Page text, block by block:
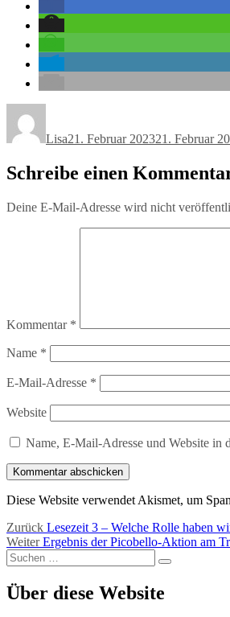
Lisa21. Februar 202321. Februar
Schreibe einen
Deine E-Mail-Adresse wird nicht
Kommentar *
Name *
E-Mail-Adresse *
Website
Name, E-Mail-Adresse und Website in
Diese Website verwendet Akismet, um
Beitragsnavigation
Zurück Vorheriger
Beitrag:
Lesezeit 3 – Welche Rolle haben
Weiter Nächster
Beitrag:
Ergebnis der Picobello-Aktion am
Suchen
nach:
Suchen
Über diese Website